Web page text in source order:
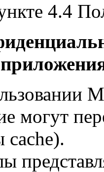
4.4
могут